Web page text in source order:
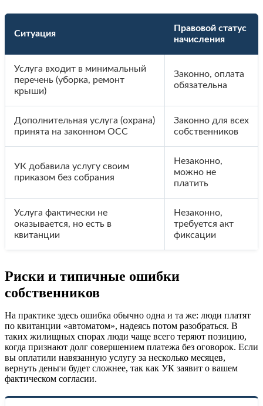
Ситуация
Правовой статус
начисления
Услуга входит в минимальный
перечень (уборка, ремонт
крыши)
Законно, оплата
обязательна
Дополнительная услуга (охрана)
принята на законном ОСС
Законно для всех
собственников
УК добавила услугу своим
приказом без собрания
Незаконно,
можно не
платить
Услуга фактически не
оказывается, но есть в
квитанции
Незаконно,
требуется акт
фиксации
Риски и типичные ошибки
собственников
На практике здесь ошибка обычно одна и та же: люди платят
по квитанции «автоматом», надеясь потом разобраться. В
таких жилищных спорах люди чаще всего теряют позицию,
когда признают долг совершением платежа без оговорок. Если
вы оплатили навязанную услугу за несколько месяцев,
вернуть деньги будет сложнее, так как УК заявит о вашем
фактическом согласии.